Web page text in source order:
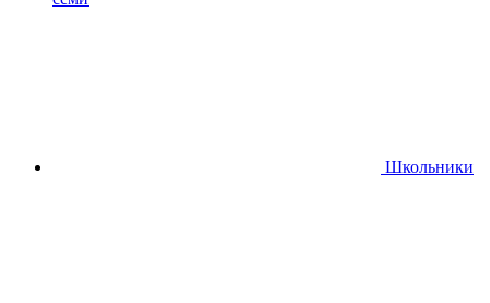
Школьники